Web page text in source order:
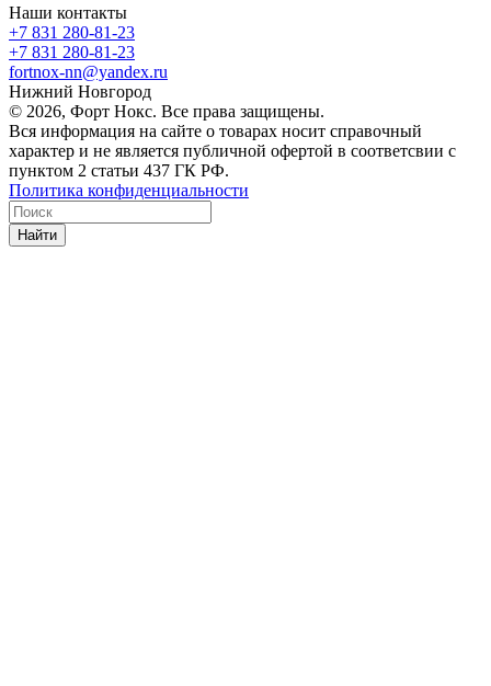
Наши контакты
+7 831 280-81-23
+7 831 280-81-23
fortnox-nn@yandex.ru
Нижний Новгород
© 2026, Форт Нокс. Все права защищены.
Вся информация на сайте о товарах носит справочный
характер и не является публичной офертой в соответсвии с
пунктом 2 статьи 437 ГК РФ.
Политика конфиденциальности
Найти